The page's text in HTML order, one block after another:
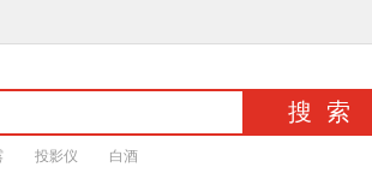
投影仪 白酒